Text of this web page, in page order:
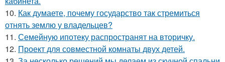
10. Как думаете, почему государство так стремиться
отнять землю у владельцев?
11. Семейную ипотеку распространят на вторичку.
12. Проект для совместной комнаты двух детей.